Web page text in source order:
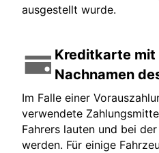
ausgestellt wurde.
Kreditkarte mit
Nachnamen
Im Falle einer
verwendete
Fahrers lauten und bei
werden. Für einige